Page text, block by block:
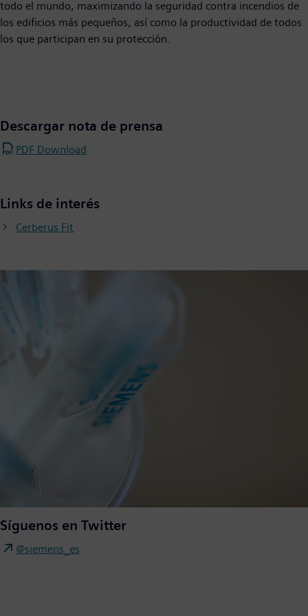
todo el mundo, maximizando la seguridad contra incendios de
los edificios más pequeños, así como la productividad de todos
los que participan en su protección.
Descargar nota de prensa
PDF Download
Links de interés
Cerberus Fit
Síguenos en Twitter
@siemens_es